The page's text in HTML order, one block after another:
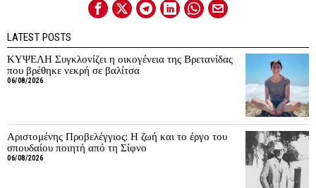
LATEST POSTS
ΚΥΨΕΛΗ Συγκλονίζει η οικογένεια της Βρετανίδας
που βρέθηκε νεκρή σε βαλίτσα
06/08/2026
Αριστομένης Προβελέγγιος: Η ζωή και το έργο του
σπουδαίου ποιητή από τη Σίφνο
06/08/2026